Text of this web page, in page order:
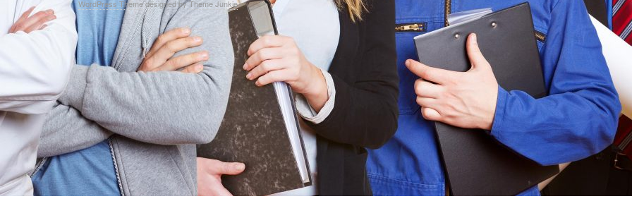
WordPress Themedesigned byTheme Junkie